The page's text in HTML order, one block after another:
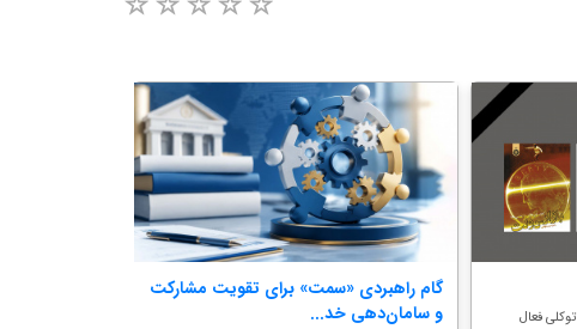
گام راهبردی «سمت» برای تقویت مشارکت
و سامان‌دهی خد...
فعال